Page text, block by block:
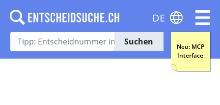
Suchen
Neu: MCP
Interface
DE